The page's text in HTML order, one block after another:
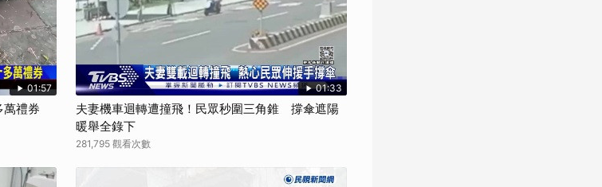
01:57
萬禮券
01:33
夫妻機車迴轉遭撞飛！民眾秒圍三角錐 撐傘遮陽
暖舉全錄下
281,795 觀看次數